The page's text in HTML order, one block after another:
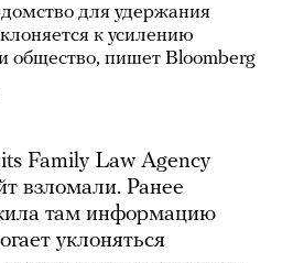
для удержания
к усилению
общество, пишет Bloomberg
Family Law Agency
взломали. Ранее
там информацию
уклоняться